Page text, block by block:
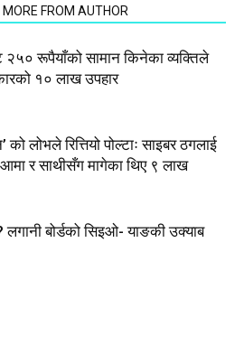
MORE FROM AUTHOR
२५० रूपैयाँको सामान किनेका व्यक्तिले
१० लाख उपहार
को लोभले रित्तियो पोल्टाः साइबर ठगलाई
र साथीसँग मागेका थिए ९ लाख
बोर्डको सिइओ- याङकी उक्याब